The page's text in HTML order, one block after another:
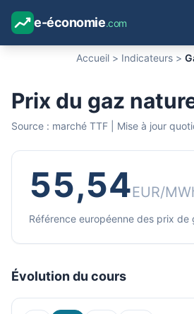
e-économie.com
Accueil > Indicateurs >
Prix du gaz
Source : marché TTF | Mise à jour
55,54EUR/
Référence européenne des prix de
Évolution du cours